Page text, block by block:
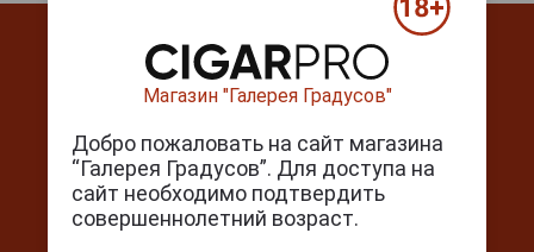
Контакты
г. Москва, Серпуховский вал, д. 5
Ежедневно с 10:00 до 22:00
Магазин "Галерея Градусов"
Добро пожаловать на сайт магазина
“Галерея Градусов”. Для доступа на
сайт необходимо подтвердить
совершеннолетний возраст.